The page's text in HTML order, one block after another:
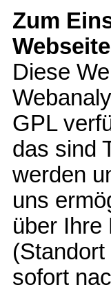
Zum
Diese
GPL
das sind
werden
uns
über Ihre
sofort